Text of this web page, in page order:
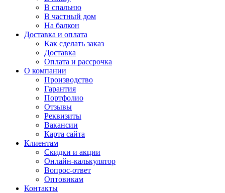
В спальню
В частный дом
На балкон
Доставка и оплата
Как сделать заказ
Доставка
Оплата и рассрочка
О компании
Производство
Гарантия
Портфолио
Отзывы
Реквизиты
Вакансии
Карта сайта
Клиентам
Скидки и акции
Онлайн-калькулятор
Вопрос-ответ
Оптовикам
Контакты